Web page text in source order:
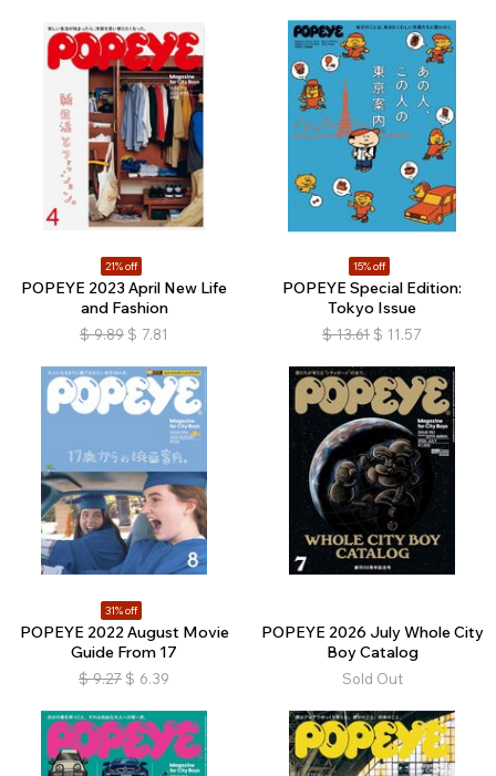
21% off
POPEYE 2023 April New Life
and Fashion
$ 9.89 $ 7.81
15% off
POPEYE Special Edition:
Tokyo Issue
$ 13.61 $ 11.57
31% off
POPEYE 2022 August Movie
Guide From 17
$ 9.27 $ 6.39
POPEYE 2026 July Whole City
Boy Catalog
Sold Out